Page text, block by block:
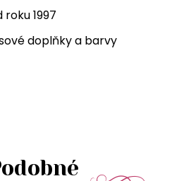
roku 1997
doplňky a barvy